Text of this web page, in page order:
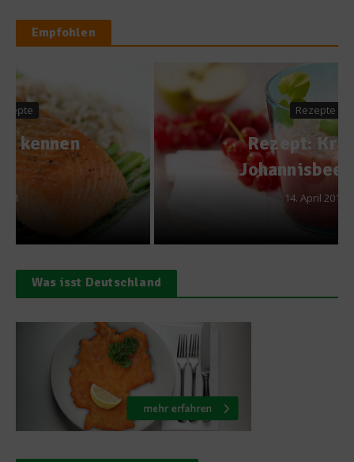
Empfohlen
Rezepte
Rezept: Kresse-
Johannisbeer-Mix
14. April 2015
Was isst Deutschland